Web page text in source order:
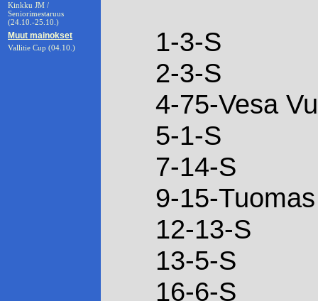
Kinkku JM /
Seniorimestaruus
(24.10.-25.10.)
Muut mainokset
Vallitie Cup (04.10.)
1-3-S
2-3-S
4-75-Vesa
5-1-S
7-14-S
9-15-
12-13-S
13-5-S
16-6-S